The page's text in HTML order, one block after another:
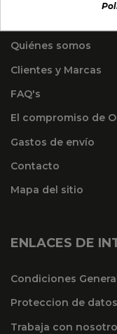
INFORMACIÓN
Quiénes somos
Clientes y Marcas
FAQ's
El compromiso de
Gastos de envío
Contacto
Mapa del sitio
ENLACES DE
Condiciones
Proteccion de
Trabaja con